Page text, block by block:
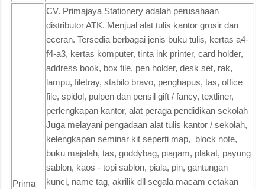
Prima
CV. Primajaya Stationery adalah perusahaan
distributor ATK. Menjual alat tulis kantor grosir dan
eceran. Tersedia berbagai jenis buku tulis, kertas a4-
f4-a3, kertas komputer, tinta ink printer, card holder,
address book, box file, pen holder, desk set, rak,
lampu, filetray, stabilo bravo, penghapus, tas, office
file, spidol, pulpen dan pensil gift / fancy, textliner,
perlengkapan kantor, alat peraga pendidikan sekolah
Juga melayani pengadaan alat tulis kantor / sekolah,
kelengkapan seminar kit seperti map, block note,
buku majalah, tas, goddybag, piagam, plakat, payung
sablon, kaos - topi sablon, piala, pin, gantungan
kunci, name tag, akrilik dll segala macam cetakan